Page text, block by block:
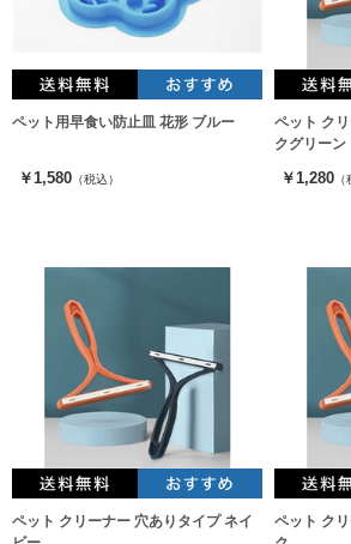
ペット用早食い防止皿 花形 ブルー
￥1,580 （税込）
ペット ク
クグリーン
￥1,280
ペット クリーナー 穴ありタイプ ネイ
ペット ク